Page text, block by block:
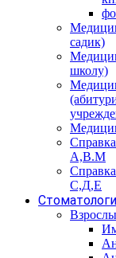
садик)
школу)
А,В.М
С,Д,Е